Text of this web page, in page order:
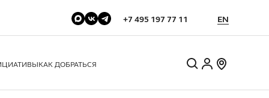
+7 495 197 77 11 EN
КАК ДОБРАТЬСЯ